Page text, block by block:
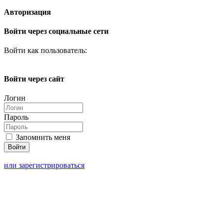
Авторизация
Войти через социальные сети
Войти как пользователь:
Войти через сайт
Логин
Пароль
Запомнить меня
или зарегистрироваться